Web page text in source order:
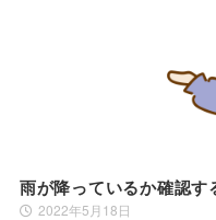
雨が降っているか確認
2022年5月18日